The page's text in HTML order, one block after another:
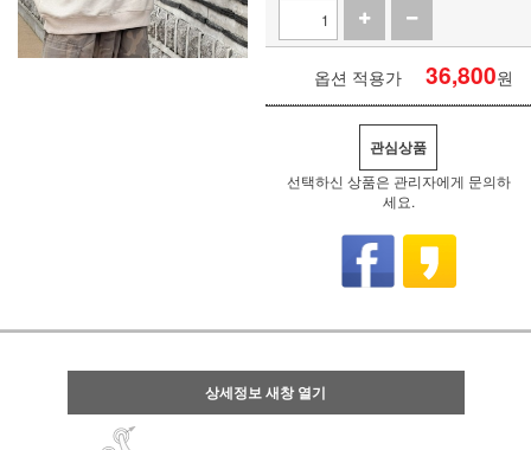
옵션 적용가 36,800원
관심상품
선택하신 상품은 관리자에게 문의하
세요.
상세정보 새창 열기